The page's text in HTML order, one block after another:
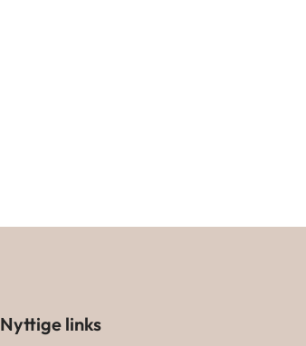
Nyttige links